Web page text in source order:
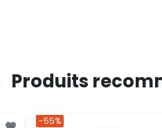
Produits
-55%